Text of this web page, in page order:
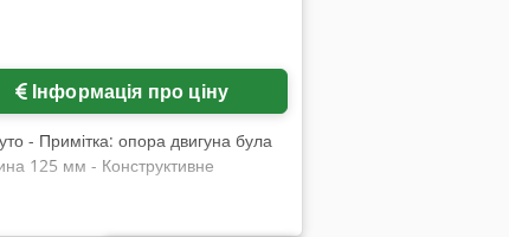
Інформація про ціну
- Примітка: опора двигуна була
125 мм - Конструктивне